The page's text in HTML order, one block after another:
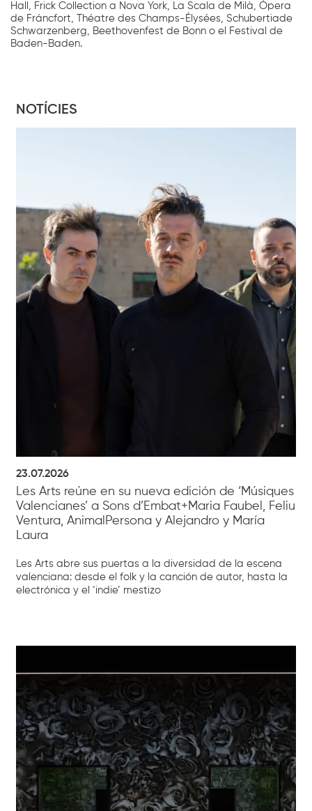
Hall, Frick Collection a Nova York, La Scala de Milà, Ópera
de Fráncfort, Théatre des Champs-Élysées, Schubertiade
Schwarzenberg, Beethovenfest de Bonn o el Festival de
Baden-Baden.
NOTÍCIES
23.07.2026
Les Arts reúne en su nueva edición de ‘Músiques
Valencianes’ a Sons d’Embat+Maria Faubel, Feliu
Ventura, AnimalPersona y Alejandro y María
Laura
Les Arts abre sus puertas a la diversidad de la escena
valenciana: desde el folk y la canción de autor, hasta la
electrónica y el ‘indie’ mestizo